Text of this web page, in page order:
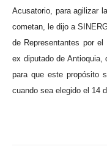
Acusatorio, para agilizar
cometan, le dijo a
de Representantes por
ex diputado de Antioquia,
para que este propósito
cuando sea elegido el 14